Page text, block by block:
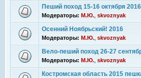
Пеший поход 15-16 октября 2016
Модераторы: М.Ю. skvoznyak
Осенний Ноябрьский! 2016
Модераторы: М.Ю. skvoznyak
Вело-пеший поход 26-27
Модераторы: М.Ю. skvoznyak
Костромская область 2015